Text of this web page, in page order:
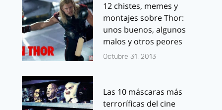
12 chistes, memes y
montajes sobre Thor:
unos buenos, algunos
malos y otros peores
Octubre 31, 2013
Las 10 máscaras más
terroríficas del cine